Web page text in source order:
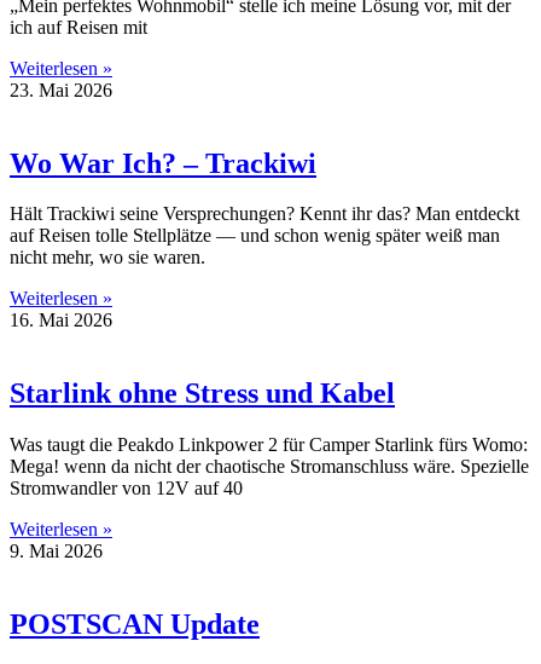
„Mein perfektes Wohnmobil“ stelle ich meine Lösung vor, mit der
ich auf Reisen mit
Weiterlesen »
23. Mai 2026
Wo War Ich? – Trackiwi
Hält Trackiwi seine Versprechungen? Kennt ihr das? Man entdeckt
auf Reisen tolle Stellplätze — und schon wenig später weiß man
nicht mehr, wo sie waren.
Weiterlesen »
16. Mai 2026
Starlink ohne Stress und Kabel
Was taugt die Peakdo Linkpower 2 für Camper Starlink fürs Womo:
Mega! wenn da nicht der chaotische Stromanschluss wäre. Spezielle
Stromwandler von 12V auf 40
Weiterlesen »
9. Mai 2026
POSTSCAN Update